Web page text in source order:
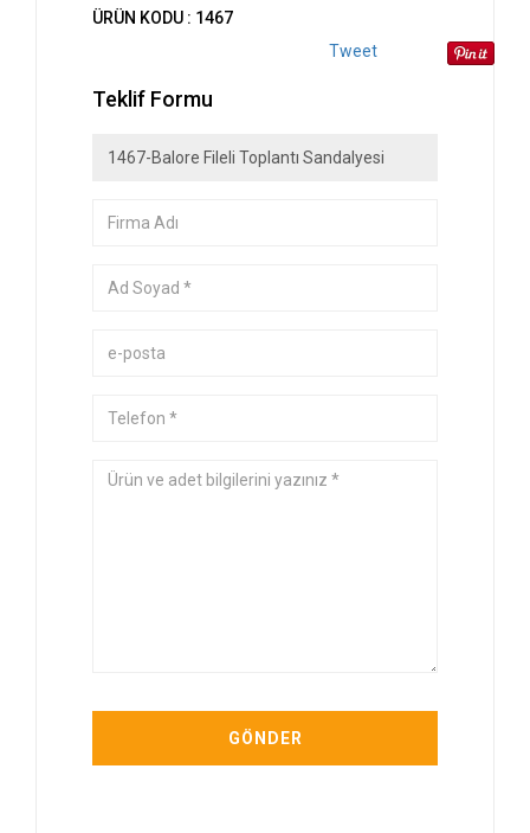
ÜRÜN KODU : 1467
Tweet
Teklif Formu